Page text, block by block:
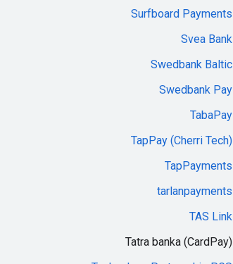
Surfboard Payments
Svea Bank
Swedbank Baltic
Swedbank Pay
TabaPay
TapPay (Cherri Tech)
TapPayments
tarlanpayments
TAS Link
Tatra banka (CardPay)